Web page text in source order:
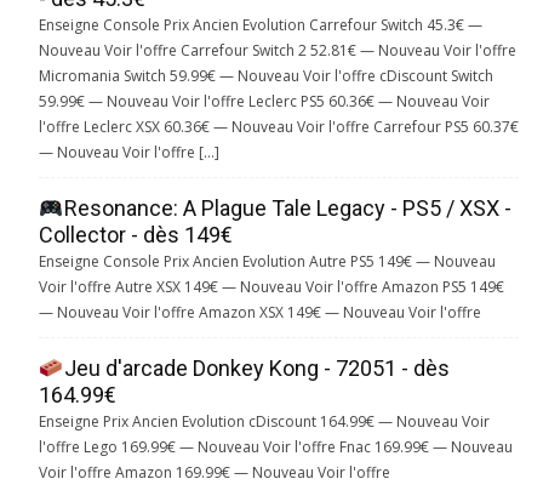
Enseigne Console Prix Ancien Evolution Carrefour Switch 45.3€ —
Nouveau Voir l'offre Carrefour Switch 2 52.81€ — Nouveau Voir l'offre
Micromania Switch 59.99€ — Nouveau Voir l'offre cDiscount Switch
59.99€ — Nouveau Voir l'offre Leclerc PS5 60.36€ — Nouveau Voir
l'offre Leclerc XSX 60.36€ — Nouveau Voir l'offre Carrefour PS5 60.37€
— Nouveau Voir l'offre […]
Resonance: A Plague Tale Legacy - PS5 / XSX -
Collector - dès 149€
Enseigne Console Prix Ancien Evolution Autre PS5 149€ — Nouveau
Voir l'offre Autre XSX 149€ — Nouveau Voir l'offre Amazon PS5 149€
— Nouveau Voir l'offre Amazon XSX 149€ — Nouveau Voir l'offre
Jeu d'arcade Donkey Kong - 72051 - dès
164.99€
Enseigne Prix Ancien Evolution cDiscount 164.99€ — Nouveau Voir
l'offre Lego 169.99€ — Nouveau Voir l'offre Fnac 169.99€ — Nouveau
Voir l'offre Amazon 169.99€ — Nouveau Voir l'offre